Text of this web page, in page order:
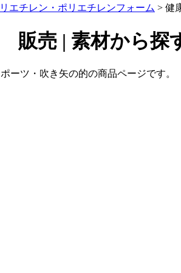
エチレン・ポリエチレンフォーム > 健
販売 | 素材から探
ーツ・吹き矢の的の商品ページです。